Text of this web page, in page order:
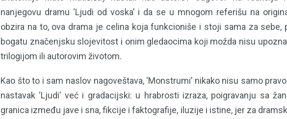
nanjegovu dramu ‘Ljudi od voska’ i da se u mnogom referišu na
obzira na to, ova drama je celina koja funkcioniše i stoji sama za sebe,
bogatu značenjsku slojevitost i onim gledaocima koji možda nisu
trilogijom ili autorovim životom.
Kao što to i sam naslov nagoveštava, ‘Monstrumi’ nikako nisu samo
nastavak ‘Ljudi’ već i gradacijski: u hrabrosti izraza, poigravanju sa
granica između jave i sna, fikcije i faktografije, iluzije i istine, jer za